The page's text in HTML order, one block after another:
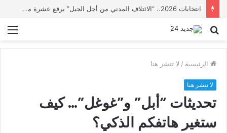
انتخابات 2026.. “الائتلاف المدني من أجل الجبل” يرفع عشرة مطالب أمام الأحزاب لإنصاف المناطق الجبلية
بحث
الرئيسية / لا تنشر هنا
لا تنشر هنا
تحديثات “أبل” و”غوغل”… كيف
ستغير هاتفكم الذكي؟